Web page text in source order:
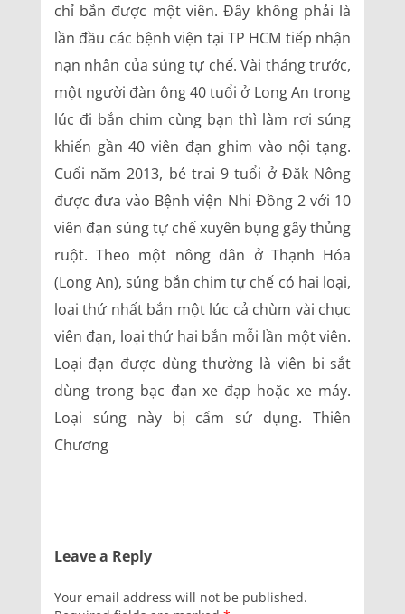
chỉ bắn được một viên. Đây không phải là
lần đầu các bệnh viện tại TP HCM tiếp nhận
nạn nhân của súng tự chế. Vài tháng trước,
một người đàn ông 40 tuổi ở Long An trong
lúc đi bắn chim cùng bạn thì làm rơi súng
khiến gần 40 viên đạn ghim vào nội tạng.
Cuối năm 2013, bé trai 9 tuổi ở Đăk Nông
được đưa vào Bệnh viện Nhi Đồng 2 với 10
viên đạn súng tự chế xuyên bụng gây thủng
ruột. Theo một nông dân ở Thạnh Hóa
(Long An), súng bắn chim tự chế có hai loại,
loại thứ nhất bắn một lúc cả chùm vài chục
viên đạn, loại thứ hai bắn mỗi lần một viên.
Loại đạn được dùng thường là viên bi sắt
dùng trong bạc đạn xe đạp hoặc xe máy.
Loại súng này bị cấm sử dụng. Thiên
Chương
Leave a Reply
Your email address will not be published.